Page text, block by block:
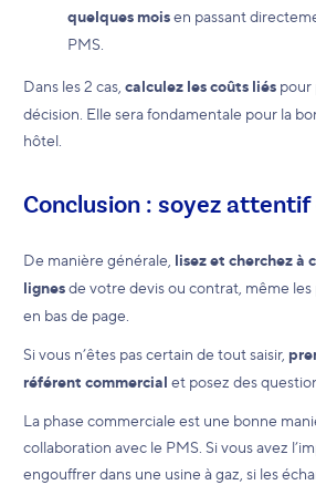
quelques moisen passant
PMS.
Dans les 2 cas, calculez les coûts liés pour
décision. Elle sera fondamentale pour la
hôtel.
Conclusion : soyez
De manière générale, lisez et cherchez à
lignesde votre devis ou contrat, même
en bas de page.
Si vous n’êtes pas certain de tout saisir,
référent commercial et posez des
La phase commerciale est une bonne
collaboration avec le PMS. Si vous avez
engouffrer dans une usine à gaz, si les